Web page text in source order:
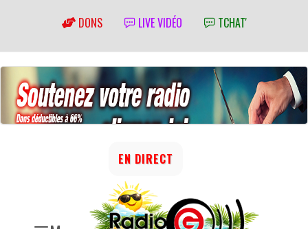
DONS LIVE VIDÉO TCHAT'
EN DIRECT